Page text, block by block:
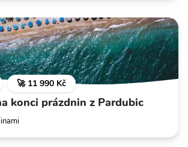
🚀 11 990 Kč
konci prázdnin z Pardubic